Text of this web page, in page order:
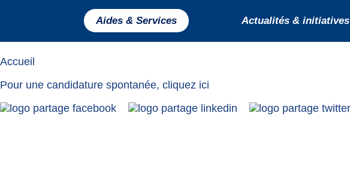
Aides & Services Actualités & initiatives
Candidature
Accueil
Pour une candidature spontanée, cliquez ici